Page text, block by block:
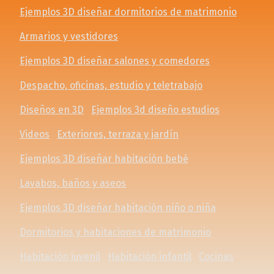
Ejemplos 3D diseñar dormitorios de matrimonio
Armarios y vestidores
Ejemplos 3D diseñar salones y comedores
Despacho, oficinas, estudio y teletrabajo
Diseños en 3D Ejemplos 3d diseño estudios
Videos Exteriores, terraza y jardín
Ejemplos 3D diseñar habitación bebé
Lavabos, baños y aseos
Ejemplos 3D diseñar habitación niño o niña
Dormitorios y habitaciones de matrimonio
Habitación juvenil Habitación infantil Cocinas